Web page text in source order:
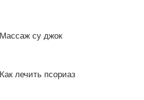
Массаж су джок
Как лечить псориаз